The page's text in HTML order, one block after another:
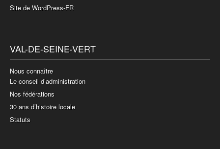
Site de WordPress-FR
VAL-DE-SEINE-VERT
Nous connaître
Le conseil d’administration
Nos fédérations
30 ans d’histoire locale
Statuts